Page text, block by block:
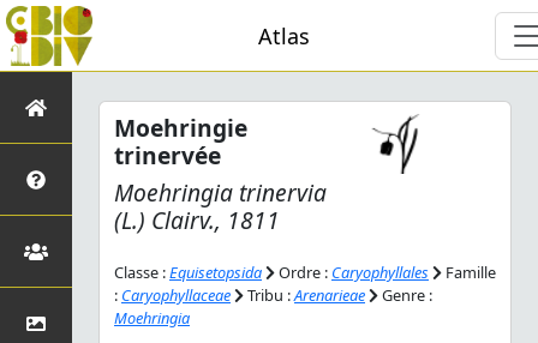
Atlas
Moehringie
trinervée
Moehringia trinervia
(L.) Clairv., 1811
Classe :Equisetopsida Ordre : Caryophyllales
Famille
: Caryophyllaceae Tribu :Arenarieae
Genre :
Moehringia